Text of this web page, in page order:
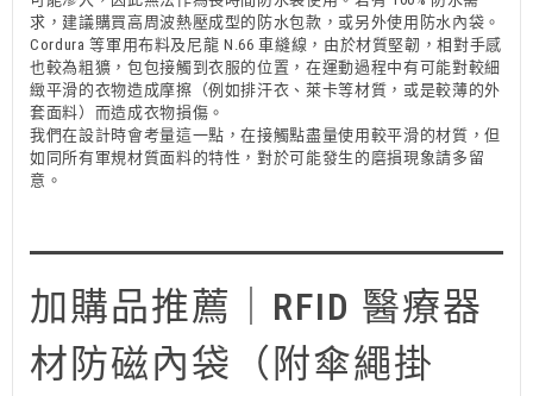
求，建議購買高周波熱壓成型的防水包款，或另外使用防水內袋。
Cordura 等軍用布料及尼龍 N.66 車縫線，由於材質堅韌，相對手感
也較為粗獷，包包接觸到衣服的位置，在運動過程中有可能對較細
緻平滑的衣物造成摩擦（例如排汗衣、萊卡等材質，或是較薄的外
套面料）而造成衣物損傷。
我們在設計時會考量這一點，在接觸點盡量使用較平滑的材質，但
如同所有軍規材質面料的特性，對於可能發生的磨損現象請多留
意。
加購品推薦｜RFID 醫療器
材防磁內袋（附傘繩掛